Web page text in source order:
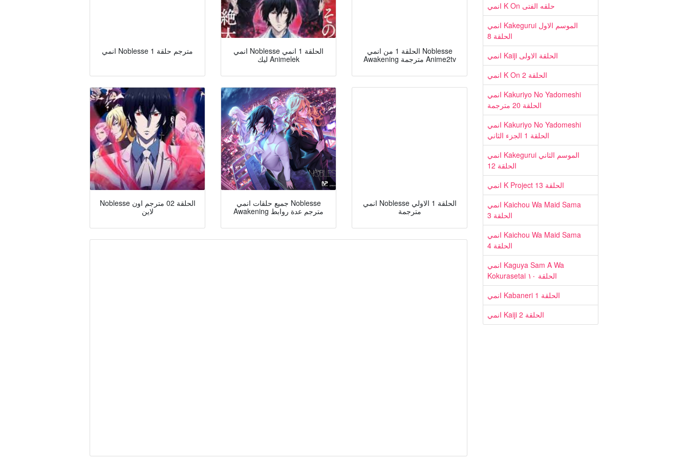
انمي Noblesse مترجم حلقة 1
انمي Noblesse الحلقة 1 انمي
ليك Animelek
الحلقة 1 من انمي Noblesse
Awakening مترجمة Anime2tv
Noblesse الحلقة 02 مترجم اون
لاين
جميع حلقات انمي Noblesse
Awakening مترجم عدة روابط
انمي Noblesse الحلقة 1 الاولي
مترجمة
انمي K On حلقه الفتى
انمي Kakegurui الموسم الاول
الحلقة 8
انمي Kaiji الحلقة الاولى
انمي K On الحلقة 2
انمي Kakuriyo No Yadomeshi
الحلقة 20 مترجمة
انمي Kakuriyo No Yadomeshi
الحلقة 1 الجزء الثاني
انمي Kakegurui الموسم الثاني
الحلقة 12
انمي K Project الحلقة 13
انمي Kaichou Wa Maid Sama
الحلقة 3
انمي Kaichou Wa Maid Sama
الحلقة 4
انمي Kaguya Sam A Wa
Kokurasetai الحلقة ١٠
انمي Kabaneri الحلقة 1
انمي Kaiji الحلقة 2